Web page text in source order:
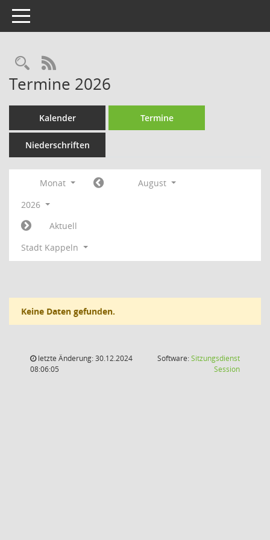
Toggle navigation
Rechercheauswahl
RSS-Feed
Termine 2026
Kalender Termine
Niederschriften
Monat
August
2026
Aktuell
Stadt Kappeln
Keine Daten gefunden.
letzte Änderung: 30.12.2024
08:06:05
Software:Sitzungsdienst
Session(Wird in